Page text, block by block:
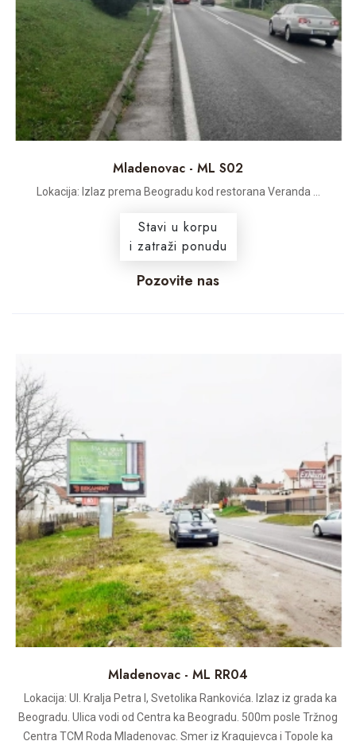
Mladenovac - ML S02
Lokacija: Izlaz prema Beogradu kod restorana Veranda ...
Stavi u korpu
i zatraži ponudu
Pozovite nas
Mladenovac - ML RR04
Lokacija: Ul. Kralja Petra I, Svetolika Rankovića. Izlaz iz grada ka
Beogradu. Ulica vodi od Centra ka Beogradu. 500m posle Tržnog
Centra TCM Roda Mladenovac. Smer iz Kragujevca i Topole ka